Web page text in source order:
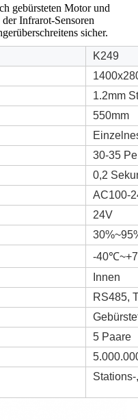
gebürsteten Motor und
Infrarot-Sensoren
sicher.
K249
1.2mm
550mm
30-35
0,2
AC100-
24V
-
Innen
RS485,
5 Paare